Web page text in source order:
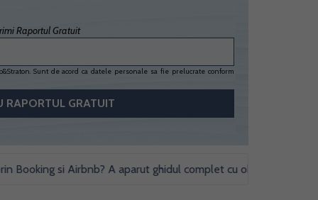
Raportul Gratuit
Sunt de acord ca datele personale sa fie prelucrate conform
si Airbnb? A aparut ghidul complet cu obligatii fiscale si